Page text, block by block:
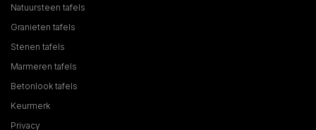
Natuursteen tafels
Granieten tafels
Stenen tafels
Marmeren tafels
Betonlook tafels
Keurmerk
Privacy